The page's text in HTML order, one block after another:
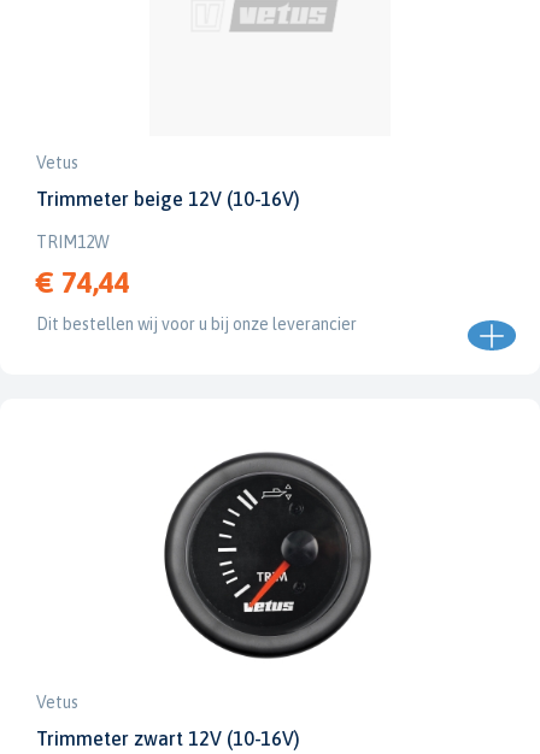
Vetus
Trimmeter beige 12V (10-16V)
TRIM12W
€ 74,44
Dit bestellen wij voor u bij onze leverancier
Vetus
Trimmeter zwart 12V (10-16V)